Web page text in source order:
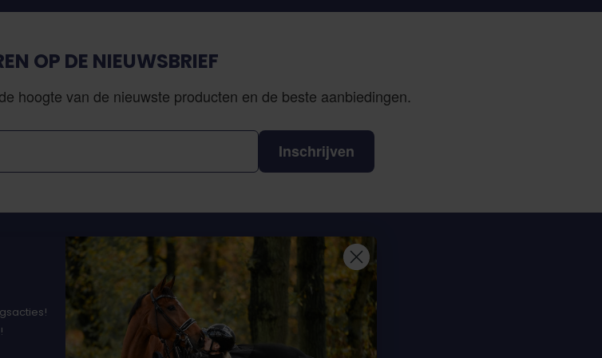
OP DE NIEUWSBRIEF
hoogte van de nieuwste producten en de beste aanbiedingen.
Inschrijven
Neem contact op
Sterrenbergweg 40
3769 BT Soesterberg
Nederland